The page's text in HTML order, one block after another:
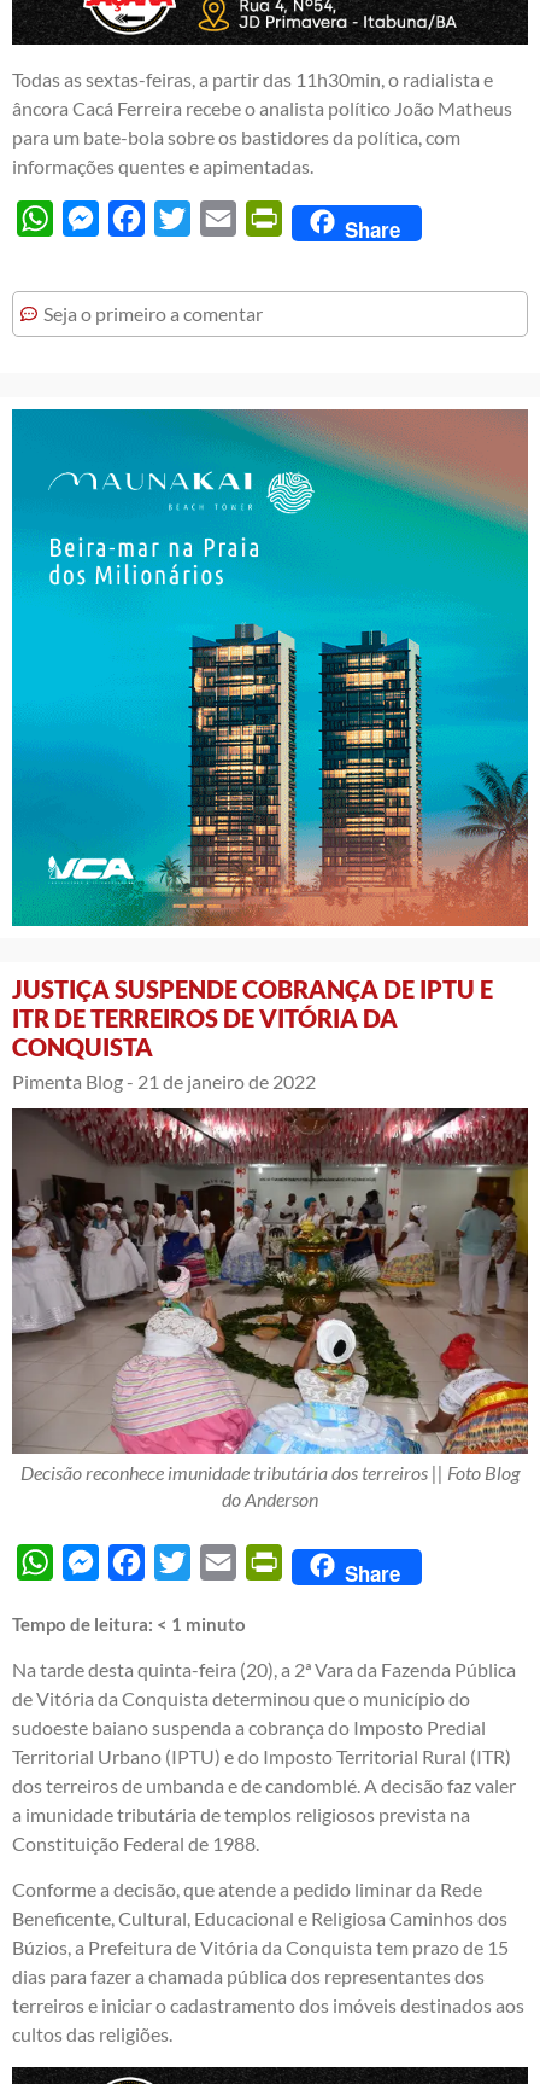
Todas as sextas-feiras, a partir das 11h30min, o radialista e
âncora Cacá Ferreira recebe o analista político João Matheus
para um bate-bola sobre os bastidores da política, com
informações quentes e apimentadas.
WhatsAppMessengerFacebook
Twitter Email PrintFriendly
Share
Seja o primeiro a comentar
JUSTIÇA SUSPENDE COBRANÇA DE IPTU E
ITR DE TERREIROS DE VITÓRIA DA
CONQUISTA
Pimenta Blog - 21 de janeiro de 2022
Decisão reconhece imunidade tributária dos terreiros || Foto Blog
do Anderson
WhatsAppMessengerFacebook
Twitter Email PrintFriendly
Share
Tempo de leitura: < 1 minuto
Na tarde desta quinta-feira (20), a 2ª Vara da Fazenda Pública
de Vitória da Conquista determinou que o município do
sudoeste baiano suspenda a cobrança do Imposto Predial
Territorial Urbano (IPTU) e do Imposto Territorial Rural (ITR)
dos terreiros de umbanda e de candomblé. A decisão faz valer
a imunidade tributária de templos religiosos prevista na
Constituição Federal de 1988.
Conforme a decisão, que atende a pedido liminar da Rede
Beneficente, Cultural, Educacional e Religiosa Caminhos dos
Búzios, a Prefeitura de Vitória da Conquista tem prazo de 15
dias para fazer a chamada pública dos representantes dos
terreiros e iniciar o cadastramento dos imóveis destinados aos
cultos das religiões.